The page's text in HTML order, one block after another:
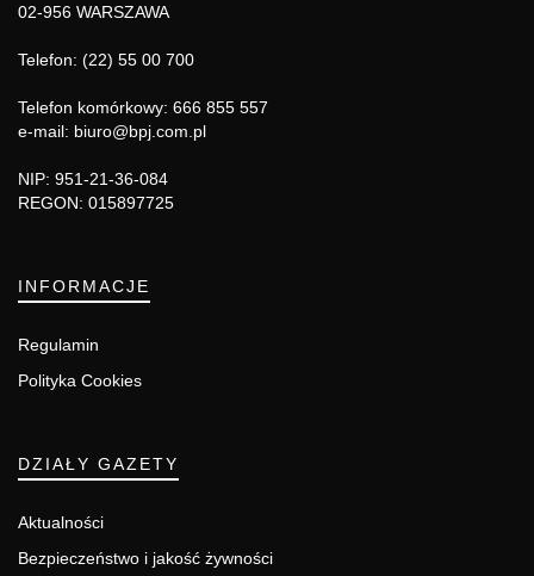
02-956 WARSZAWA
Telefon: (22) 55 00 700
Telefon komórkowy: 666 855 557
e-mail: biuro@bpj.com.pl
NIP: 951-21-36-084
REGON: 015897725
INFORMACJE
Regulamin
Polityka Cookies
DZIAŁY GAZETY
Aktualności
Bezpieczeństwo i jakość żywności